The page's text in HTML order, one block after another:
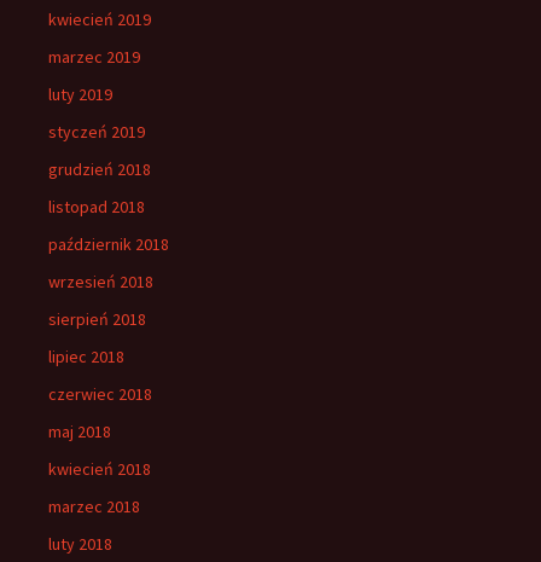
kwiecień 2019
marzec 2019
luty 2019
styczeń 2019
grudzień 2018
listopad 2018
październik 2018
wrzesień 2018
sierpień 2018
lipiec 2018
czerwiec 2018
maj 2018
kwiecień 2018
marzec 2018
luty 2018